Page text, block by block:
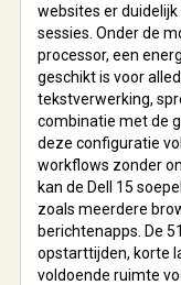
websites er
sessies. Onder de
processor, een
geschikt is voor
tekstverwerking,
combinatie met de
deze configuratie
workflows zonder
kan de Dell 15
zoals meerdere
berichtenapps. De
opstarttijden, korte
voldoende ruimte